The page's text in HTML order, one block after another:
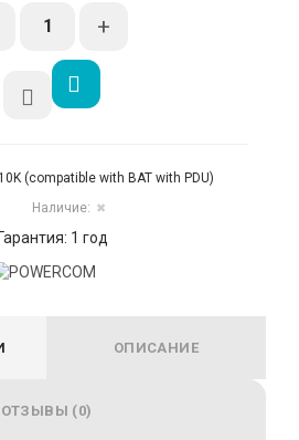
ОПИСАНИЕ
ОТЗЫВЫ (0)
+
(compatible with BAT with PDU)
Наличие: ✖
Гарантия: 1 год